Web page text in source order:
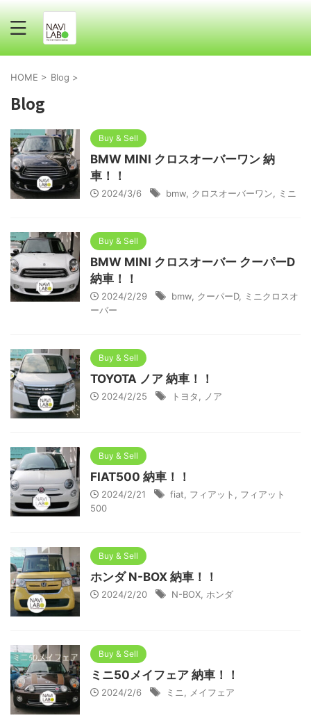
HOME > Blog >
Blog
Buy & Sell
BMW MINI クロスオーバーワン 納
車！！
2024/3/6 bmw クロスオーバーワン ミニ
Buy & Sell
BMW MINI クロスオーバー クーパーD
納車！！
2024/2/29 bmw クーパーD,
ミニクロスオ
ーバー
Buy & Sell
TOYOTA ノア 納車！！
2024/2/25 トヨタ ノア
Buy & Sell
FIAT500 納車！！
2024/2/21 fiat フィアット
フィアット
500
Buy & Sell
ホンダ N-BOX 納車！！
2024/2/20 N-BOX ホンダ
Buy & Sell
ミニ50メイフェア 納車！！
2024/2/6 ミニ メイフェア